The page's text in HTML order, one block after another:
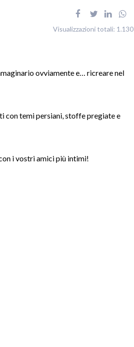
Visualizzazioni totali: 1.130
ovviamente e… ricreare nel
con temi persiani, stoffe pregiate e
i vostri amici più intimi!